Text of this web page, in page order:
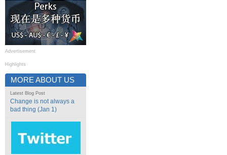
Advertisement
Highlights
MORE ABOUT US
Latest Blog Post
Change is not always a
bad thing (Jan 1)